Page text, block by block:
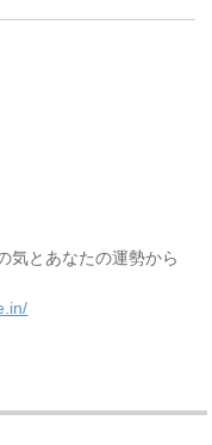
気とあなたの運勢から